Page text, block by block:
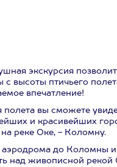
экскурсия
с высоты птичьего
впечатление!
полета вы сможете
и красивейших
реке Оке, - Коломну.
аэродрома до Коломны и
над живописной рекой